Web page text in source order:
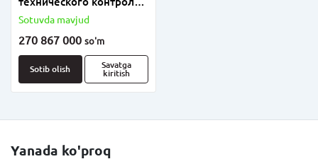
для проверки
легковых автомобилей
и микроавтобусов, в том
числе полноприводных,
Sotuvda mavjud
270 867 000 so'm
Sotib olish
Savatga
kiritish
Yanada ko'proq